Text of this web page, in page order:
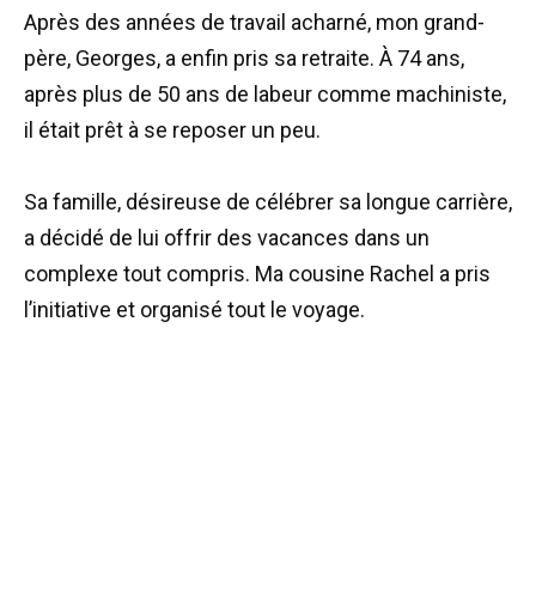
Après des années de travail acharné, mon grand-
père, Georges, a enfin pris sa retraite. À 74 ans,
après plus de 50 ans de labeur comme machiniste,
il était prêt à se reposer un peu.
Sa famille, désireuse de célébrer sa longue carrière,
a décidé de lui offrir des vacances dans un
complexe tout compris. Ma cousine Rachel a pris
l’initiative et organisé tout le voyage.